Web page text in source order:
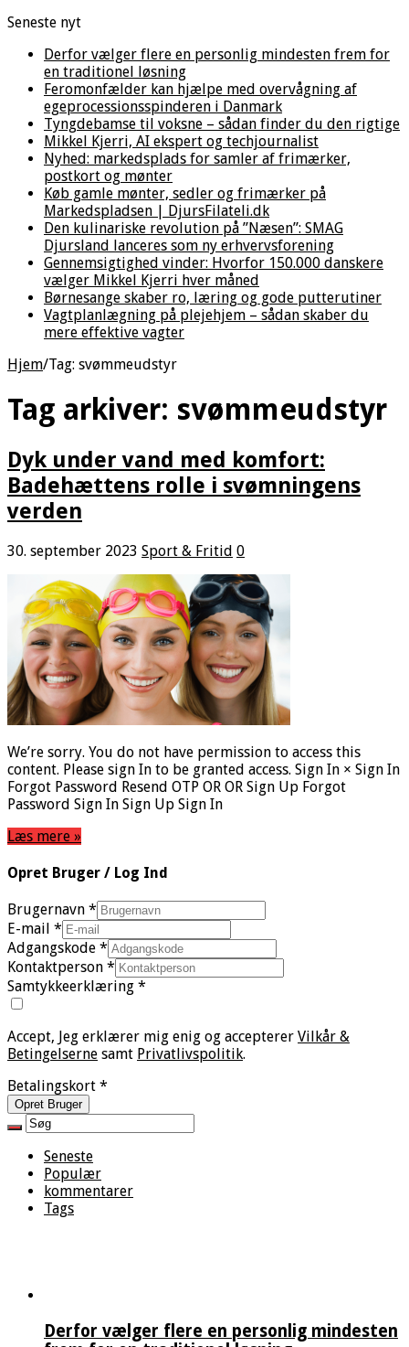
Seneste nyt
Derfor vælger flere en personlig mindesten frem for
en traditionel løsning
Feromonfælder kan hjælpe med overvågning af
egeprocessionsspinderen i Danmark
Tyngdebamse til voksne – sådan finder du den rigtige
Mikkel Kjerri, AI ekspert og techjournalist
Nyhed: markedsplads for samler af frimærker,
postkort og mønter
Køb gamle mønter, sedler og frimærker på
Markedspladsen | DjursFilateli.dk
Den kulinariske revolution på ”Næsen”: SMAG
Djursland lanceres som ny erhvervsforening
Gennemsigtighed vinder: Hvorfor 150.000 danskere
vælger Mikkel Kjerri hver måned
Børnesange skaber ro, læring og gode putterutiner
Vagtplanlægning på plejehjem – sådan skaber du
mere effektive vagter
Hjem/Tag: svømmeudstyr
Tag arkiver: svømmeudstyr
Dyk under vand med komfort:
Badehættens rolle i svømningens
verden
30. september 2023 Sport & Fritid 0
We’re sorry. You do not have permission to access this
content. Please sign In to be granted access. Sign In × Sign In
Forgot Password Resend OTP OR OR Sign Up Forgot
Password Sign In Sign Up Sign In
Læs mere »
Opret Bruger / Log Ind
Brugernavn *
E-mail *
Adgangskode *
Kontaktperson *
Samtykkeerklæring *
Accept, Jeg erklærer mig enig og accepterer Vilkår &
Betingelserne samt Privatlivspolitik.
Betalingskort *
Opret Bruger
Seneste
Populær
kommentarer
Tags
Derfor vælger flere en personlig mindesten